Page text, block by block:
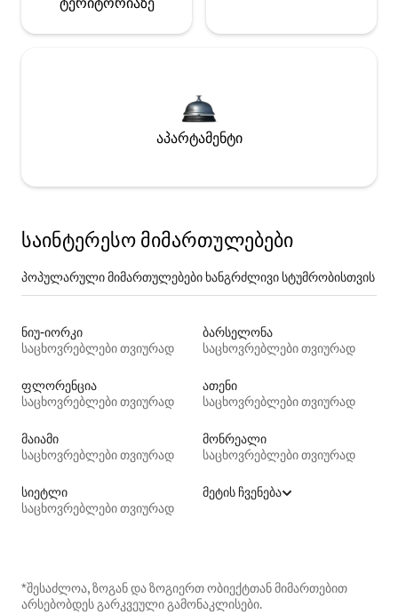
აპარტამენტი
საინტერესო მიმართულებები
პოპულარული მიმართულებები ხანგრძლივი სტუმრობისთვის
ნიუ-იორკი
საცხოვრებლები თვიურად
ბარსელონა
საცხოვრებლები თვიურად
ფლორენცია
საცხოვრებლები თვიურად
ათენი
საცხოვრებლები თვიურად
მაიამი
საცხოვრებლები თვიურად
მონრეალი
საცხოვრებლები თვიურად
სიეტლი
საცხოვრებლები თვიურად
მეტის ჩვენება
*შესაძლოა, ზოგან და ზოგიერთ ობიექტთან მიმართებით
არსებობდეს გარკვეული გამონაკლისები.